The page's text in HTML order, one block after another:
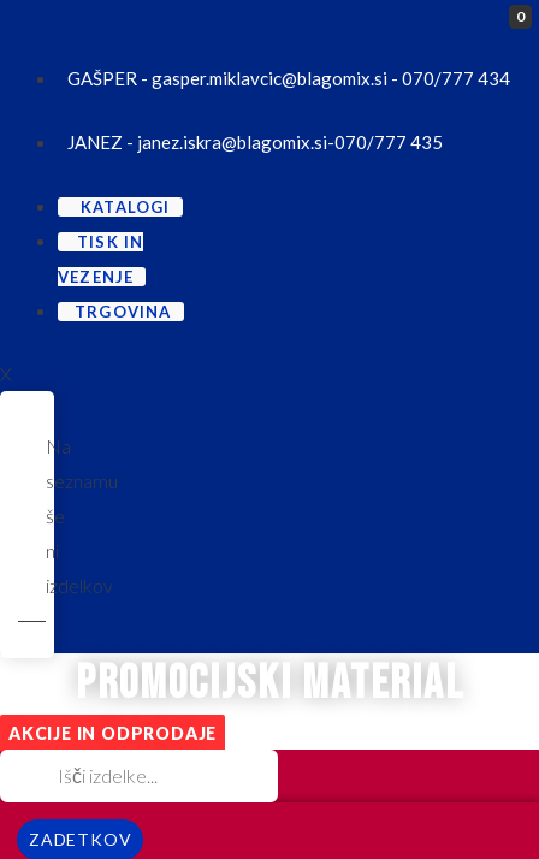
GAŠPER - gasper.miklavcic@blagomix.si - 070/777 434
JANEZ - janez.iskra@blagomix.si-070/777 435
KATALOGI
TISK IN
VEZENJE
TRGOVINA
0
X
Na
seznamu
še
ni
izdelkov
promocijski material
AKCIJE IN ODPRODAJE
ZADETKOV